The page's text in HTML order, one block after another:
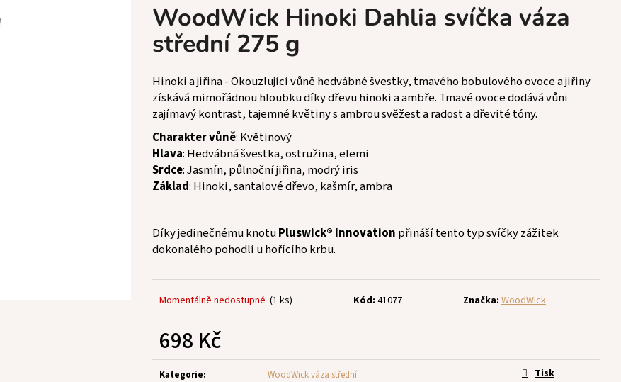
produktu
je
z
hvězdiček.
WoodWick Hinoki Dahlia svíčka váza
střední 275 g
Hinoki a jiřina - Okouzlující vůně hedvábné švestky, tmavého bobulového ovoce a jiřiny
získává mimořádnou hloubku díky dřevu hinoki a ambře. Tmavé ovoce dodává vůni
zajímavý kontrast, tajemné květiny s ambrou svěžest a radost a dřevité tóny.
Charakter vůně: Květinový
Hlava: Hedvábná švestka, ostružina, elemi
Srdce: Jasmín, půlnoční jiřina, modrý iris
Základ: Hinoki, santalové dřevo, kašmír, ambra
Díky jedinečnému knotuPluswick® Innovation přináší tento typ svíčky zážitek
dokonalého pohodlí u hořícího krbu.
Momentálně nedostupné (1 ks) Kód: 41077 Značka: WoodWick
698 Kč
Měrná
cena:
Kategorie:
WoodWick váza střední
Tisk